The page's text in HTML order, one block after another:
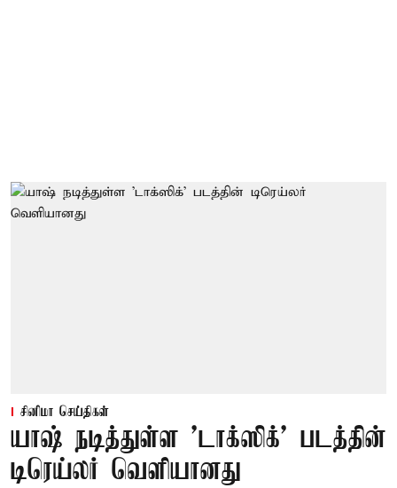
சினிமா செய்திகள்
யாஷ் நடித்துள்ள 'டாக்‌ஸிக்' படத்தின்
டிரெய்லர் வெளியானது